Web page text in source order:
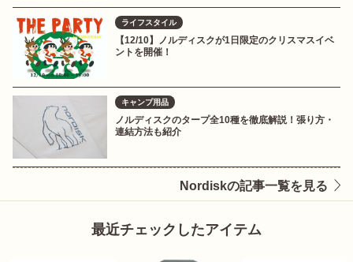
ライフスタイル
【12/10】ノルディスクが1日限定のクリスマスイベ
ントを開催！
キャンプ用品
ノルディスクのタープ全10種を徹底解説！張り方・
連結方法も紹介
Nordiskの記事一覧を見る
最近チェックしたアイテム